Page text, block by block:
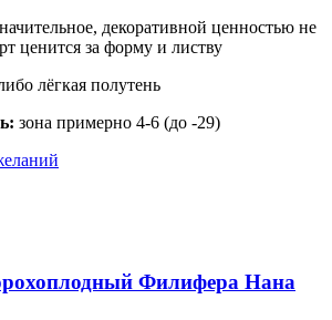
декоративной ценностью не
ценится за форму и листву
лёгкая полутень
зона примерно 4-6 (до -29)
Филифера Нана